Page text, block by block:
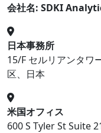
会社名: SDKI
日本事務所
15/F セルリアンタワ
区、日本
米国オフィス
600 S Tyler St Suite